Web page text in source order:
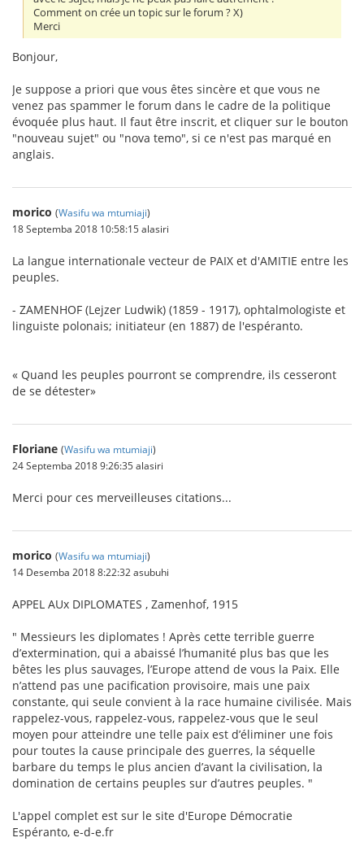
Comment on crée un topic sur le forum ? X)
Merci
Bonjour,
Je suppose a priori que vous êtes sincère et que vous ne
venez pas spammer le forum dans le cadre de la politique
évoquée plus haut. Il faut être inscrit, et cliquer sur le bouton
"nouveau sujet" ou "nova temo", si ce n'est pas marqué en
anglais.
morico (Wasifu wa mtumiaji)
18 Septemba 2018 10:58:15 alasiri
La langue internationale vecteur de PAIX et d'AMITIE entre les
peuples.
- ZAMENHOF (Lejzer Ludwik) (1859 - 1917), ophtalmologiste et
linguiste polonais; initiateur (en 1887) de l'espéranto.
« Quand les peuples pourront se comprendre, ils cesseront
de se détester»
Floriane (Wasifu wa mtumiaji)
24 Septemba 2018 9:26:35 alasiri
Merci pour ces merveilleuses citations...
morico (Wasifu wa mtumiaji)
14 Desemba 2018 8:22:32 asubuhi
APPEL AUx DIPLOMATES , Zamenhof, 1915
" Messieurs les diplomates ! Après cette terrible guerre
d’extermination, qui a abaissé l’humanité plus bas que les
bêtes les plus sauvages, l’Europe attend de vous la Paix. Elle
n’attend pas une pacification provisoire, mais une paix
constante, qui seule convient à la race humaine civilisée. Mais
rappelez-vous, rappelez-vous, rappelez-vous que le seul
moyen pour atteindre une telle paix est d’éliminer une fois
pour toutes la cause principale des guerres, la séquelle
barbare du temps le plus ancien d’avant la civilisation, la
domination de certains peuples sur d’autres peuples. "
L'appel complet est sur le site d'Europe Démocratie
Espéranto, e-d-e.fr